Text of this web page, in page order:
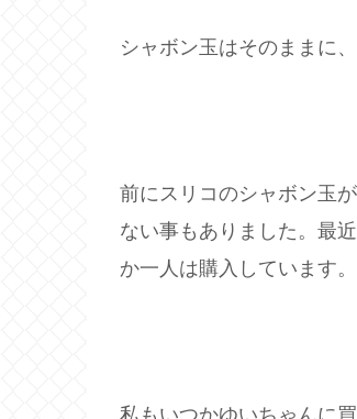
シャボン玉はそのままに
前にスリコのシャボン玉
ない事もありました。最
か一人は購入しています
私もいつかゆいちゃんに